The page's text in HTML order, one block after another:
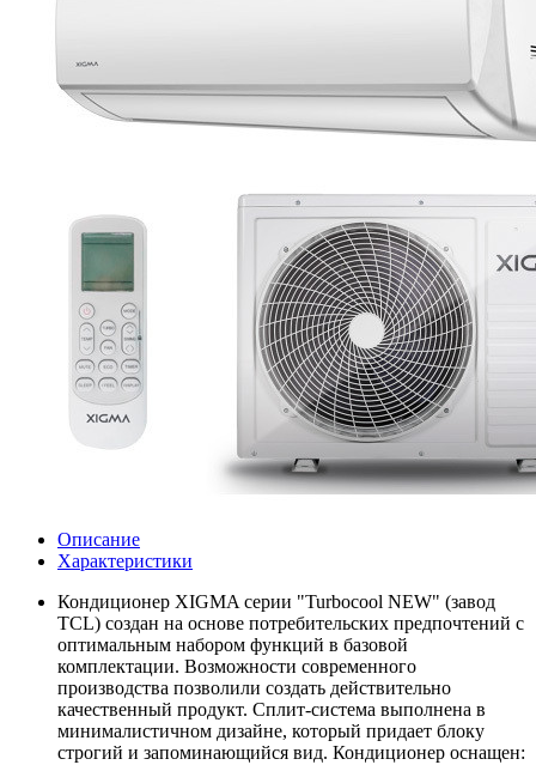
Описание
Характеристики
Кондиционер XIGMA серии "Turbocool NEW" (завод
TCL) создан на основе потребительских предпочтений с
оптимальным набором функций в базовой
комплектации. Возможности современного
производства позволили создать действительно
качественный продукт. Сплит-система выполнена в
минималистичном дизайне, который придает блоку
строгий и запоминающийся вид. Кондиционер оснащен: